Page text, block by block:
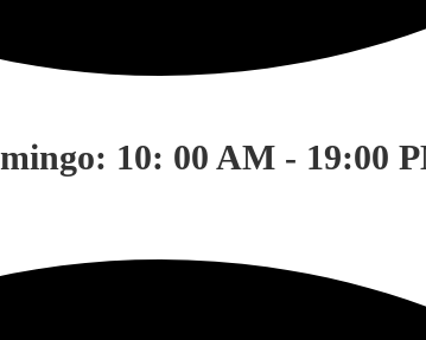
10: 00 AM - 19:00